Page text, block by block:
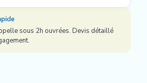
sous 2h ouvrées. Devis détaillé